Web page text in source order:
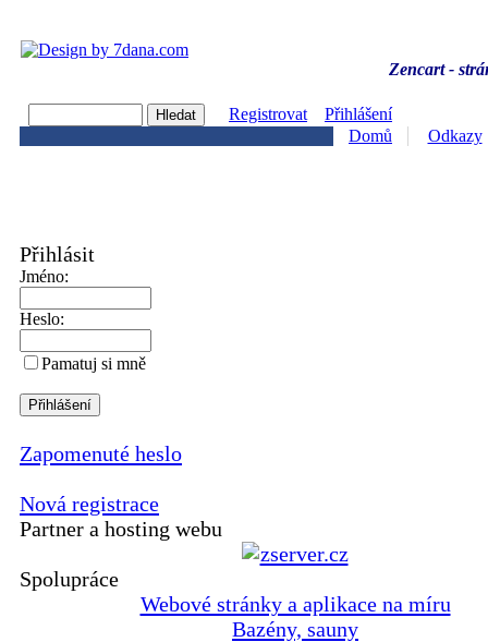
Zencart -
Registrovat
Přihlášení
Domů
Odkazy
Přihlásit
Jméno:
Heslo:
Pamatuj si mně
Zapomenuté heslo
Nová registrace
Partner a hosting webu
Spolupráce
Webové stránky a aplikace na míru
Bazény, sauny